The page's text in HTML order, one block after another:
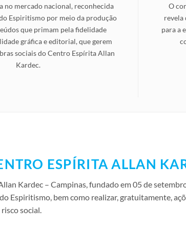
no mercado nacional, reconhecida
Espiritismo por meio da produção
que primam pela fidelidade
gráfica e editorial, que gerem
sociais do Centro Espírita Allan
Kardec.
O
revela
para a
ESPÍRITA ALLAN
Kardec – Campinas, fundado em 05 de
Espiritismo, bem como realizar, gratuitamente,
social.